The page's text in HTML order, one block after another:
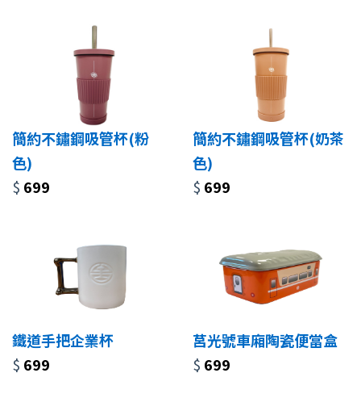
簡約不鏽鋼吸管杯(粉
色)
$ 699
簡約不鏽鋼吸管杯(奶茶
色)
$ 699
鐵道手把企業杯
$ 699
莒光號車廂陶瓷便當盒
$ 699